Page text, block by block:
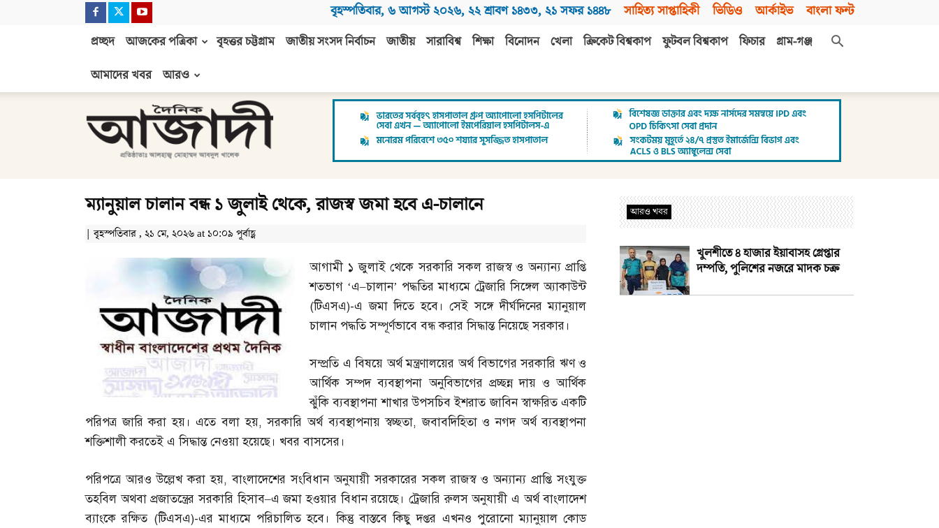
বৃহস্পতিবার, ৬ আগস্ট ২০২৬, ২২ শ্রাবণ ১৪৩৩, ২১ সফর ১৪৪৮ সাহিত্য সাপ্তাহিকী ভিডিও আর্কাইভ বাংলা ফন্ট
প্রচ্ছদ আজকের পত্রিকা বৃহত্তর চট্টগ্রাম জাতীয় সংসদ নির্বাচন জাতীয় সারাবিশ্ব শিক্ষা বিনোদন খেলা ক্রিকেট বিশ্বকাপ ফুটবল বিশ্বকাপ ফিচার
গ্রাম-গঞ্জ
আমাদের খবর
আরও
আজাদী
ম্যানুয়াল চালান বন্ধ ১ জুলাই থেকে, রাজস্ব জমা হবে এ-চালানে
| বৃহস্পতিবার , ২১ মে, ২০২৬ at ১০:০৯ পূর্বাহ্ণ
আগামী ১ জুলাই থেকে সরকারি সকল রাজস্ব ও অন্যান্য প্রাপ্তি
শতভাগ ‘এ–চালান’ পদ্ধতির মাধ্যমে ট্রেজারি সিঙ্গেল অ্যাকাউন্ট
(টিএসএ)-এ জমা দিতে হবে। সেই সঙ্গে দীর্ঘদিনের ম্যানুয়াল
চালান পদ্ধতি সম্পূর্ণভাবে বন্ধ করার সিদ্ধান্ত নিয়েছে সরকার।
সম্প্রতি এ বিষয়ে অর্থ মন্ত্রণালয়ের অর্থ বিভাগের সরকারি ঋণ ও
আর্থিক সম্পদ ব্যবস্থাপনা অনুবিভাগের প্রচ্ছন্ন দায় ও আর্থিক
ঝুঁকি ব্যবস্থাপনা শাখার উপসচিব ইশরাত জাবিন স্বাক্ষরিত একটি
পরিপত্র জারি করা হয়। এতে বলা হয়,সরকারি অর্থ ব্যবস্থাপনায় স্বচ্ছতা,জবাবদিহিতা ও নগদ অর্থ ব্যবস্থাপনা
শক্তিশালী করতেই এ সিদ্ধান্ত নেওয়া হয়েছে। খবর বাসসের।
পরিপত্রে আরও উল্লেখ করা হয়,বাংলাদেশের সংবিধান অনুযায়ী সরকারের সকল রাজস্ব ও অন্যান্য প্রাপ্তি সংযুক্ত
তহবিল অথবা প্রজাতন্ত্রের সরকারি হিসাব–এ জমা হওয়ার বিধান রয়েছে। ট্রেজারি রুলস অনুযায়ী এ অর্থ বাংলাদেশ
ব্যাংকে রক্ষিত (টিএসএ)-এর মাধ্যমে পরিচালিত হবে। কিন্তু বাস্তবে কিছু দপ্তর এখনও পুরোনো ম্যানুয়াল কোড
আরও খবর
খুলশীতে ৪ হাজার ইয়াবাসহ গ্রেপ্তার
দম্পতি, পুলিশের নজরে মাদক চক্র